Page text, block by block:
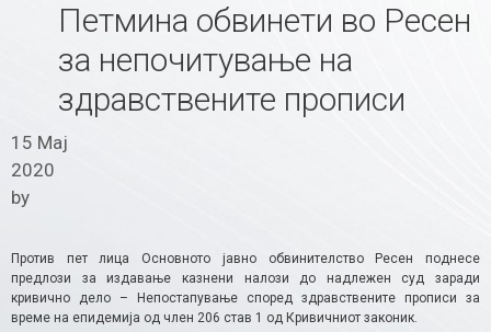
Петмина обвинети во Ресен
за непочитување на
здравствените прописи
15 Мај
2020
by
Против пет лица Основното јавно обвинителство Ресен поднесе
предлози за издавање казнени налози до надлежен суд заради
кривично дело – Непостапување според здравствените прописи за
време на епидемија од член 206 став 1 од Кривичниот законик.